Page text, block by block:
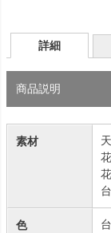
詳細
商品説明
素材
色